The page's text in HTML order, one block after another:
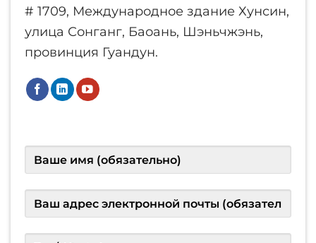
# 1709, Международное здание Хунсин,
улица Сонганг, Баоань, Шэньчжэнь,
провинция Гуандун.